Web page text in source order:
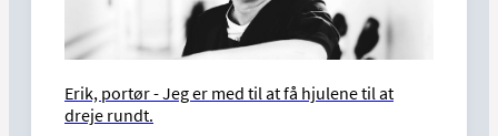
Erik, portør - Jeg er med til at få hjulene til at
dreje rundt.